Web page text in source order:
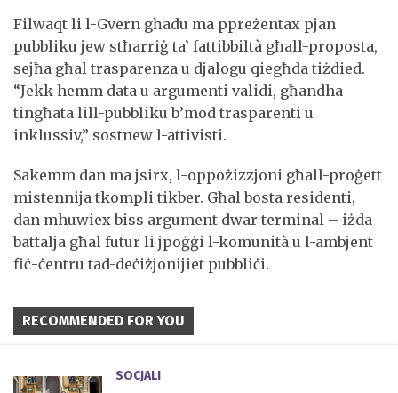
Filwaqt li l-Gvern għadu ma ppreżentax pjan
pubbliku jew stħarriġ ta’ fattibbiltà għall-proposta,
sejħa għal trasparenza u djalogu qiegħda tiżdied.
“Jekk hemm data u argumenti validi, għandha
tingħata lill-pubbliku b’mod trasparenti u
inklussiv,” sostnew l-attivisti.
Sakemm dan ma jsirx, l-oppożizzjoni għall-proġett
mistennija tkompli tikber. Għal bosta residenti,
dan mhuwiex biss argument dwar terminal – iżda
battalja għal futur li jpoġġi l-komunità u l-ambjent
fiċ-ċentru tad-deċiżjonijiet pubbliċi.
RECOMMENDED FOR YOU
SOCJALI